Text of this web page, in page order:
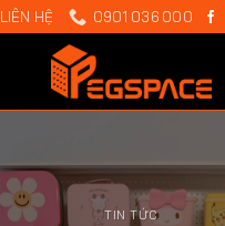
LIÊN HỆ 0901 036 000
TIN TỨC